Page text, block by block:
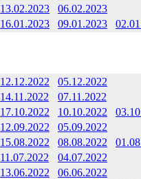
13.02.2023
06.02.2023
16.01.2023 09.01.2023
12.12.2022
05.12.2022
14.11.2022
07.11.2022
17.10.2022 10.10.2022
12.09.2022
05.09.2022
15.08.2022 08.08.2022
11.07.2022
04.07.2022
13.06.2022
06.06.2022